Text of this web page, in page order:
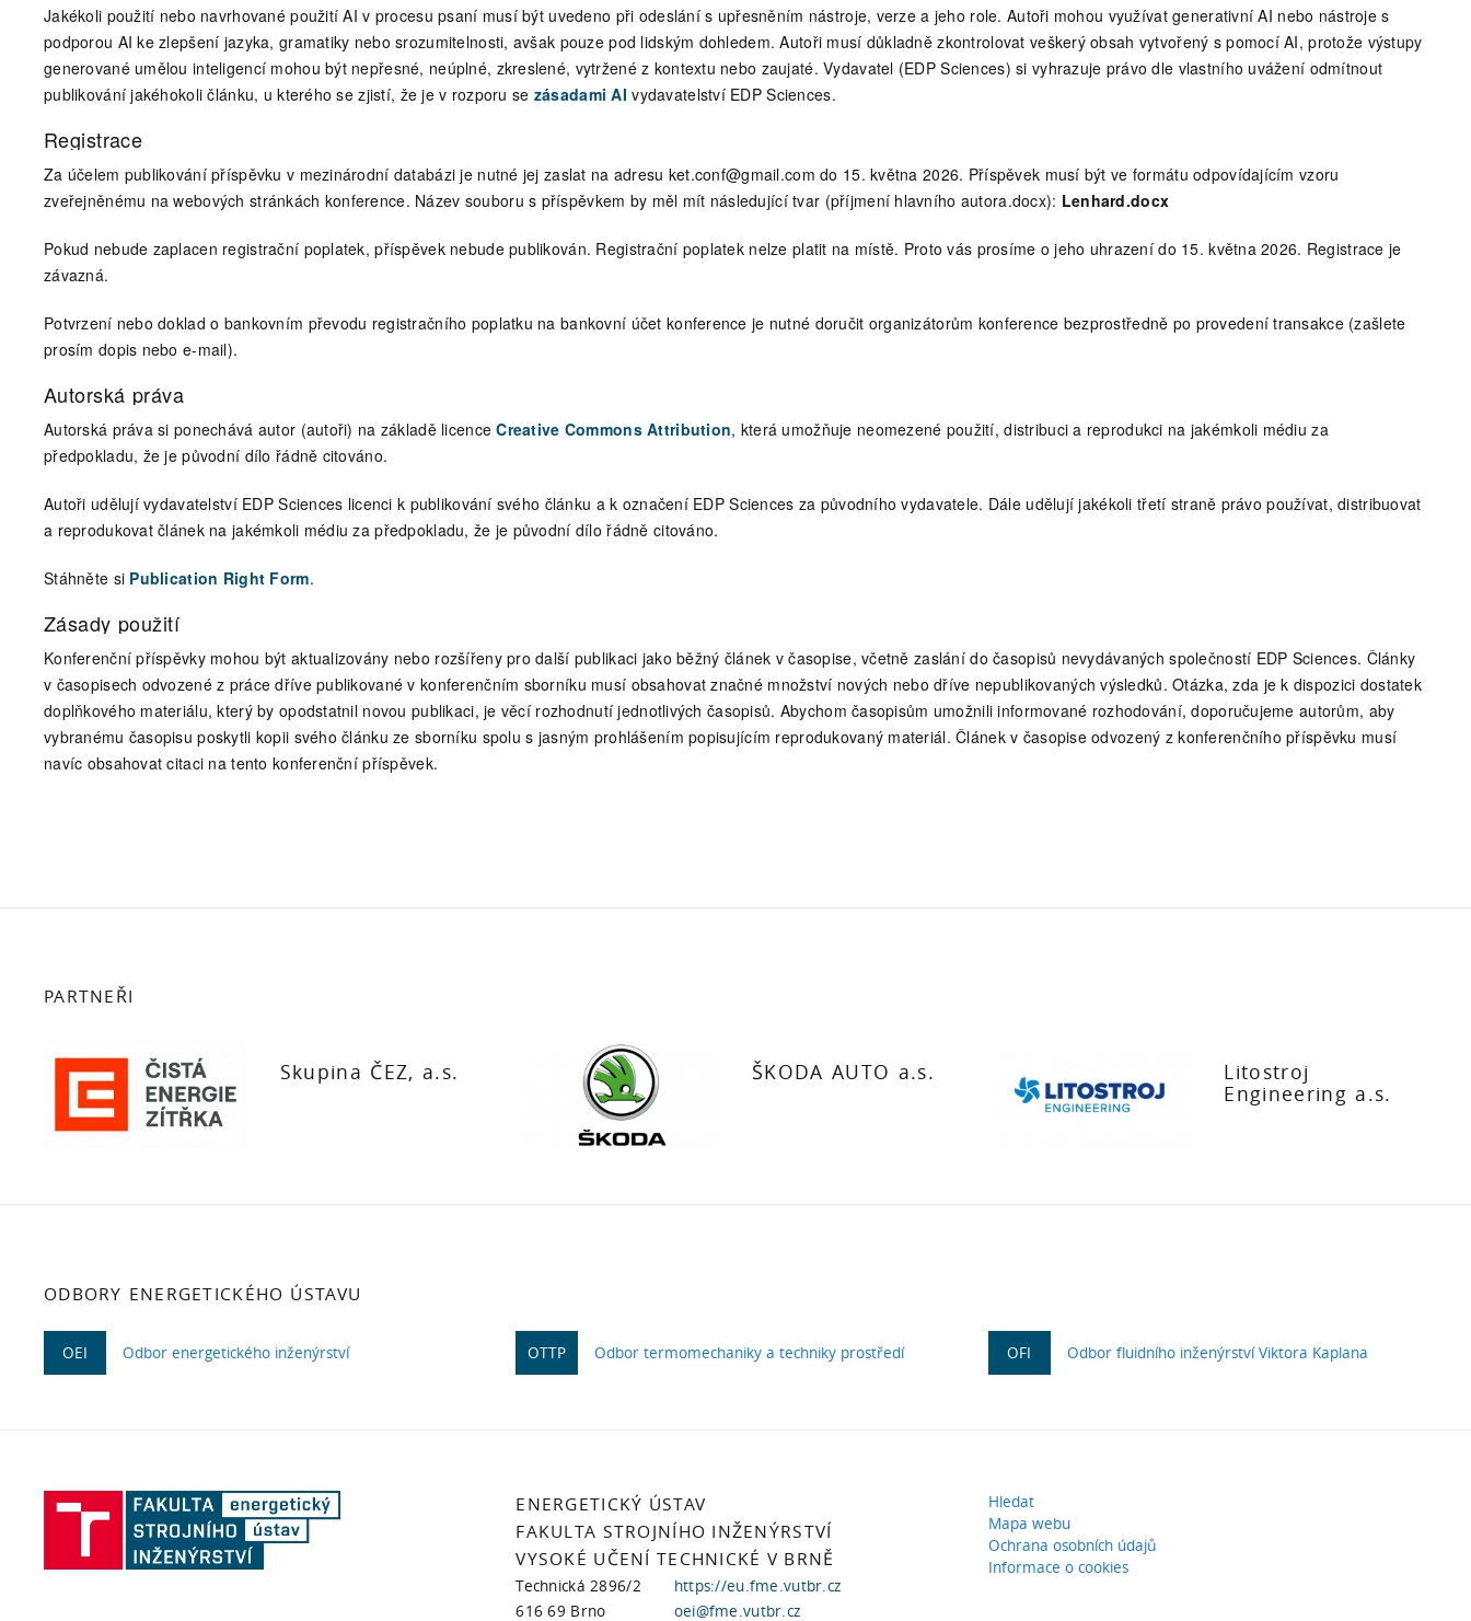
Jakékoli použití nebo navrhované použití AI v procesu psaní musí být uvedeno při odeslání s upřesněním nástroje, verze a jeho role. Autoři mohou využívat generativní AI nebo nástroje s
podporou AI ke zlepšení jazyka, gramatiky nebo srozumitelnosti, avšak pouze pod lidským dohledem. Autoři musí důkladně zkontrolovat veškerý obsah vytvořený s pomocí AI, protože výstupy
generované umělou inteligencí mohou být nepřesné, neúplné, zkreslené, vytržené z kontextu nebo zaujaté. Vydavatel (EDP Sciences) si vyhrazuje právo dle vlastního uvážení odmítnout
publikování jakéhokoli článku, u kterého se zjistí, že je v rozporu se zásadami AI vydavatelství EDP Sciences.
Registrace
Za účelem publikování příspěvku v mezinárodní databázi je nutné jej zaslat na adresu ket.conf@gmail.com do 15. května 2026. Příspěvek musí být ve formátu odpovídajícím vzoru
zveřejněnému na webových stránkách konference. Název souboru s příspěvkem by měl mít následující tvar (příjmení hlavního autora.docx): Lenhard.docx
Pokud nebude zaplacen registrační poplatek, příspěvek nebude publikován. Registrační poplatek nelze platit na místě. Proto vás prosíme o jeho uhrazení do 15. května 2026. Registrace je
závazná.
Potvrzení nebo doklad o bankovním převodu registračního poplatku na bankovní účet konference je nutné doručit organizátorům konference bezprostředně po provedení transakce (zašlete
prosím dopis nebo e-mail).
Autorská práva
Autorská práva si ponechává autor (autoři) na základě licenceCreative Commons Attribution, která umožňuje neomezené použití, distribuci a reprodukci na jakémkoli médiu za
předpokladu, že je původní dílo řádně citováno.
Autoři udělují vydavatelství EDP Sciences licenci k publikování svého článku a k označení EDP Sciences za původního vydavatele. Dále udělují jakékoli třetí straně právo používat, distribuovat
a reprodukovat článek na jakémkoli médiu za předpokladu, že je původní dílo řádně citováno.
Stáhněte si Publication Right Form.
Zásady použití
Konferenční příspěvky mohou být aktualizovány nebo rozšířeny pro další publikaci jako běžný článek v časopise, včetně zaslání do časopisů nevydávaných společností EDP Sciences. Články
v časopisech odvozené z práce dříve publikované v konferenčním sborníku musí obsahovat značné množství nových nebo dříve nepublikovaných výsledků. Otázka, zda je k dispozici dostatek
doplňkového materiálu, který by opodstatnil novou publikaci, je věcí rozhodnutí jednotlivých časopisů. Abychom časopisům umožnili informované rozhodování, doporučujeme autorům, aby
vybranému časopisu poskytli kopii svého článku ze sborníku spolu s jasným prohlášením popisujícím reprodukovaný materiál. Článek v časopise odvozený z konferenčního příspěvku musí
navíc obsahovat citaci na tento konferenční příspěvek.
PARTNEŘI
Skupina ČEZ, a.s. ŠKODA AUTO a.s.
Litostroj
Engineering a.s.
ODBORY ENERGETICKÉHO ÚSTAVU
OEI Odbor energetického inženýrství OTTP Odbor termomechaniky a techniky prostředí OFI Odbor fluidního inženýrství Viktora Kaplana
ENERGETICKÝ ÚSTAV
FAKULTA STROJNÍHO INŽENÝRSTVÍ
VYSOKÉ UČENÍ TECHNICKÉ V BRNĚ
Technická 2896/2
616 69 Brno
https://eu.fme.vutbr.cz
oei@fme.vutbr.cz
Hledat
Mapa webu
Ochrana osobních údajů
Informace o cookies